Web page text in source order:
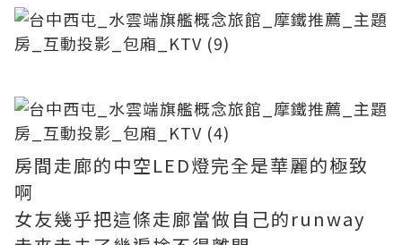
房間走廊的中空LED燈完全是華麗的極致
啊
女友幾乎把這條走廊當做自己的runway